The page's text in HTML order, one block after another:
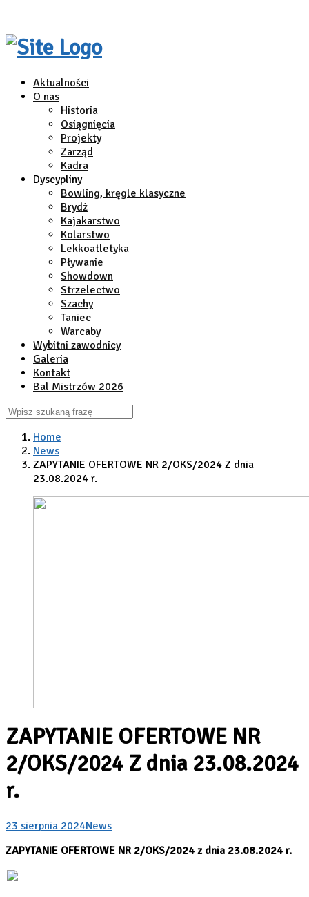
Aktualności
O nas
Historia
Osiągnięcia
Projekty
Zarząd
Kadra
Dyscypliny
Bowling, kręgle klasyczne
Brydż
Kajakarstwo
Kolarstwo
Lekkoatletyka
Pływanie
Showdown
Strzelectwo
Szachy
Taniec
Warcaby
Wybitni zawodnicy
Galeria
Kontakt
Bal Mistrzów 2026
Home
News
ZAPYTANIE OFERTOWE NR 2/OKS/2024 Z dnia
23.08.2024 r.
ZAPYTANIE OFERTOWE NR
2/OKS/2024 Z dnia 23.08.2024
r.
23 sierpnia 2024News
ZAPYTANIE OFERTOWE NR 2/OKS/2024 zdnia 23.08.2024 r.